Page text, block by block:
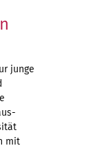
junge
mit